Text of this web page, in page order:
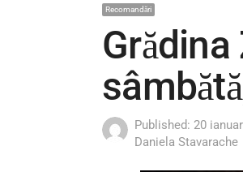
Recomandări
Published: 20
Author
Daniela Stavarache